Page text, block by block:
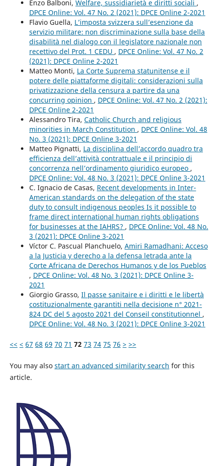
Enzo Balboni, Welfare, sussidiarietà e diritti sociali ,
DPCE Online: Vol. 47 No. 2 (2021): DPCE Online 2-2021
Flavio Guella, L’imposta svizzera sull’esenzione da
servizio militare: non discriminazione sulla base della
disabilità nel dialogo con il legislatore nazionale non
recettivo del Prot. 1 CEDU , DPCE Online: Vol. 47 No. 2
(2021): DPCE Online 2-2021
Matteo Monti, La Corte Suprema statunitense e il
potere delle piattaforme digitali: considerazioni sulla
privatizzazione della censura a partire da una
concurring opinion , DPCE Online: Vol. 47 No. 2 (2021):
DPCE Online 2-2021
Alessandro Tira, Catholic Church and religious
minorities in March Constitution , DPCE Online: Vol. 48
No. 3 (2021): DPCE Online 3-2021
Matteo Pignatti, La disciplina dell’accordo quadro tra
efficienza dell’attività contrattuale e il principio di
concorrenza nell’ordinamento giuridico europeo ,
DPCE Online: Vol. 48 No. 3 (2021): DPCE Online 3-2021
C. Ignacio de Casas, Recent developments in Inter-
American standards on the delegation of the state
duty to consult indigenous peoples Is it possible to
frame direct international human rights obligations
for businesses at the IAHRS? , DPCE Online: Vol. 48 No.
3 (2021): DPCE Online 3-2021
Víctor C. Pascual Planchuelo, Amiri Ramadhani: Acceso
a la Justicia y derecho a la defensa letrada ante la
Corte Africana de Derechos Humanos y de los Pueblos
, DPCE Online: Vol. 48 No. 3 (2021): DPCE Online 3-
2021
Giorgio Grasso, Il passe sanitaire e i diritti e le libertà
costituzionalmente garantiti nella decisione n° 2021-
824 DC del 5 agosto 2021 del Conseil constitutionnel ,
DPCE Online: Vol. 48 No. 3 (2021): DPCE Online 3-2021
<< < 67 68 69 70 71 72 73 74 75 76 > >>
You may also start an advanced similarity search for this
article.